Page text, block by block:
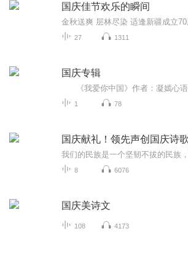
国庆佳节欢乐的瞬间
27 1311
国庆专辑
1 78
国庆献礼！领先声创国庆诗
8 6076
国庆美诗文
108 4173